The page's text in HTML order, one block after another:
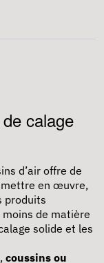
calage
d’air offre de
en œuvre,
produits
de matière
solide et les
coussins ou